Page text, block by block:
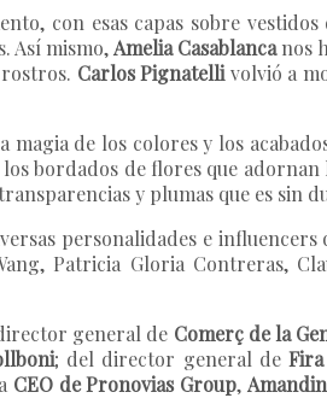
con esas capas sobre
Así mismo,Amelia Casablancanos
Carlos Pignatelli volvió a
de los colores y los
bordados de flores que
y plumas que es sin
personalidades e
Patricia Gloria Contreras,
general de Comerç de la
; del director general de
CEO de Pronovias Group,